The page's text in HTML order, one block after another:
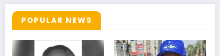
POPULAR NEWS